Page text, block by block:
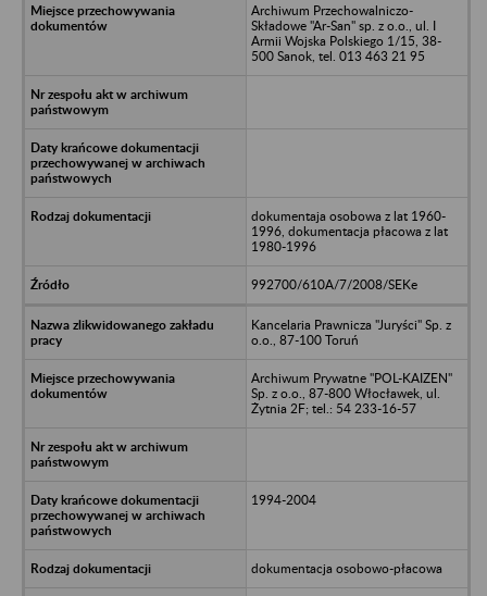
Archiwum Przechowalniczo-
Składowe "Ar-San" sp. z o.o., ul. I
Armii Wojska Polskiego 1/15, 38-
500 Sanok, tel. 013 463 21 95
dokumentaja osobowa z lat 1960-
1996, dokumentacja płacowa z lat
1980-1996
992700/610A/7/2008/SEKe
Kancelaria Prawnicza "Juryści" Sp. z
o.o., 87-100 Toruń
Archiwum Prywatne "POL-KAIZEN"
Sp. z o.o., 87-800 Włocławek, ul.
Żytnia 2F; tel.: 54 233-16-57
1994-2004
dokumentacja osobowo-płacowa